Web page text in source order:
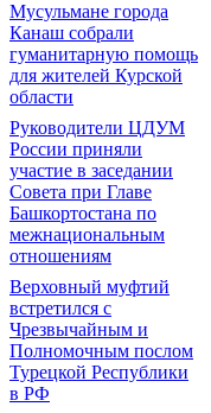
Мусульмане города
Канаш собрали
гуманитарную помощь
для жителей Курской
области
Руководители ЦДУМ
России приняли
участие в заседании
Совета при Главе
Башкортостана по
межнациональным
отношениям
Верховный муфтий
встретился с
Чрезвычайным и
Полномочным послом
Турецкой Республики
в РФ